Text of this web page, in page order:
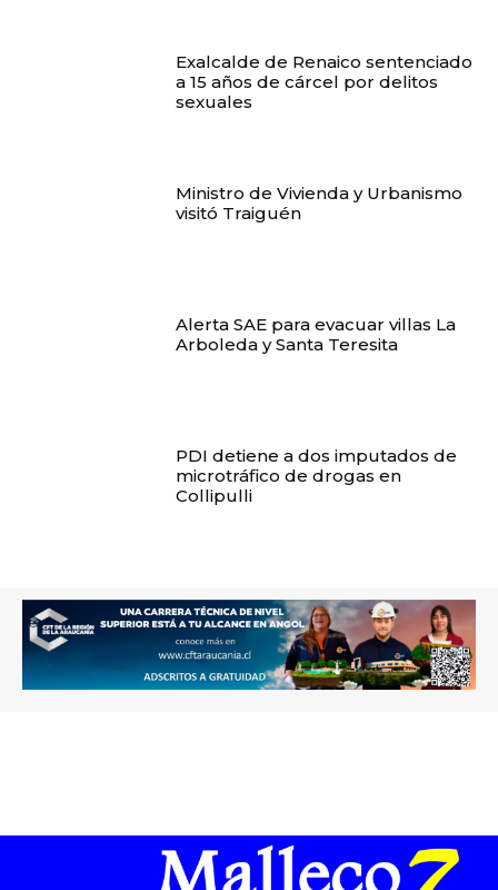
Exalcalde de Renaico sentenciado
a 15 años de cárcel por delitos
sexuales
Ministro de Vivienda y Urbanismo
visitó Traiguén
Alerta SAE para evacuar villas La
Arboleda y Santa Teresita
PDI detiene a dos imputados de
microtráfico de drogas en
Collipulli